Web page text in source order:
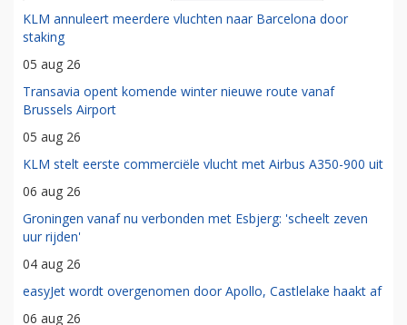
KLM annuleert meerdere vluchten naar Barcelona door
staking
05 aug 26
Transavia opent komende winter nieuwe route vanaf
Brussels Airport
05 aug 26
KLM stelt eerste commerciële vlucht met Airbus A350-900 uit
06 aug 26
Groningen vanaf nu verbonden met Esbjerg: 'scheelt zeven
uur rijden'
04 aug 26
easyJet wordt overgenomen door Apollo, Castlelake haakt af
06 aug 26